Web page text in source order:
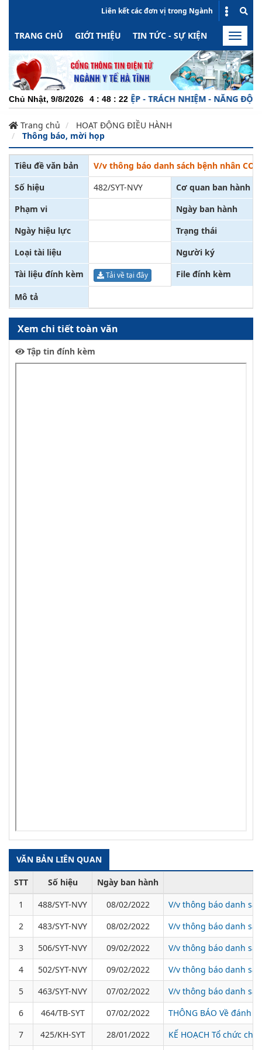
Liên kết các đơn vị trong Ngành
TRANG CHỦ GIỚI THIỆU TIN TỨC - SỰ KIỆN HOẠT
Toggle
Chủ Nhật, 9/8/2026 4 : 48 : 22
CHUYÊN NGHIỆP - TRÁCH NHIỆM - NĂNG ĐỘNG -
Trang chủ
HOẠT ĐỘNG ĐIỀU HÀNH
Thông báo, mời họp
Tiêu đề văn bản
V/v thông báo danh sách bệnh nhân
Số hiệu
482/SYT-NVY
Cơ quan ban hành
Phạm vi
Ngày ban hành
Ngày hiệu lực
Trạng thái
Loại tài liệu
Người ký
Tài liệu đính kèm
Tải về tại đây File đính kèm
Mô tả
Xem chi tiết toàn văn
Tập tin đính kèm
VĂN BẢN LIÊN QUAN
STT Số hiệu
Ngày ban hành
1
488/SYT-NVY 08/02/2022
V/v thông báo danh
2
483/SYT-NVY 08/02/2022
V/v thông báo danh
3
506/SYT-NVY 09/02/2022
V/v thông báo danh
4
502/SYT-NVY 09/02/2022
V/v thông báo danh
5
463/SYT-NVY 07/02/2022
V/v thông báo danh
6
464/TB-SYT 07/02/2022
THÔNG BÁO Về đánh
7
425/KH-SYT 28/01/2022 KẾ HOẠCH Tổ chức